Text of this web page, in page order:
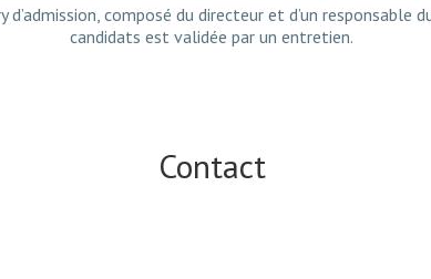
composé du directeur et d’un responsable
candidats est validée par un entretien.
Contact